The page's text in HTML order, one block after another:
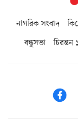
নাগরিক সংবাদ
বন্ধুসভা
চিরন্তন